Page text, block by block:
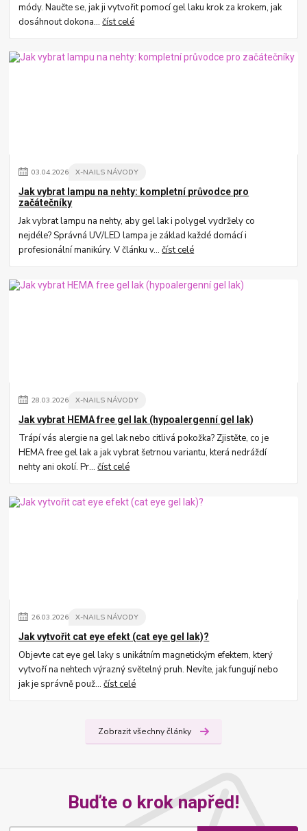
módy. Naučte se, jak ji vytvořit pomocí gel laku krok za krokem, jak
dosáhnout dokona...číst celé
03.04.2026 X-NAILS NÁVODY
Jak vybrat lampu na nehty: kompletní průvodce pro
začátečníky
Jak vybrat lampu na nehty, aby gel lak i polygel vydržely co
nejdéle? Správná UV/LED lampa je základ každé domácí i
profesionální manikúry. V článku v...číst celé
28.03.2026 X-NAILS NÁVODY
Jak vybrat HEMA free gel lak (hypoalergenní gel lak)
Trápí vás alergie na gel lak nebo citlivá pokožka? Zjistěte, co je
HEMA free gel lak a jak vybrat šetrnou variantu, která nedráždí
nehty ani okolí. Pr...číst celé
26.03.2026 X-NAILS NÁVODY
Jak vytvořit cat eye efekt (cat eye gel lak)?
Objevte cat eye gel laky s unikátním magnetickým efektem, který
vytvoří na nehtech výrazný světelný pruh. Nevíte, jak fungují nebo
jak je správně použ...číst celé
Zobrazit všechny články
Buďte o krok napřed!